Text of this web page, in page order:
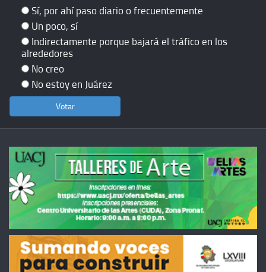
Sí, por ahí paso diario o frecuentemente
Un poco, sí
Indirectamente porque bajará el tráfico en los
alrededores
No creo
No estoy en Juárez